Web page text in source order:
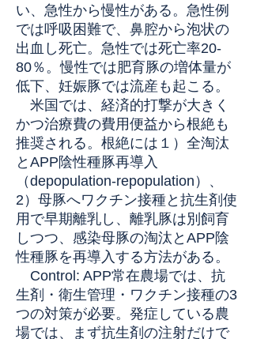
い、急性から慢性がある。急性例
では呼吸困難で、鼻腔から泡状の
出血し死亡。急性では死亡率20-
80％。慢性では肥育豚の増体量が
低下、妊娠豚では流産も起こる。
米国では、経済的打撃が大きく
かつ治療費の費用便益から根絶も
推奨される。根絶には１）全淘汰
とAPP陰性種豚再導入
（depopulation-repopulation）、
2）母豚へワクチン接種と抗生剤使
用で早期離乳し、離乳豚は別飼育
しつつ、感染母豚の淘汰とAPP陰
性種豚を再導入する方法がある。
Control: APP常在農場では、抗
生剤・衛生管理・ワクチン接種の3
つの対策が必要。発症している農
場では、まず抗生剤の注射だけで